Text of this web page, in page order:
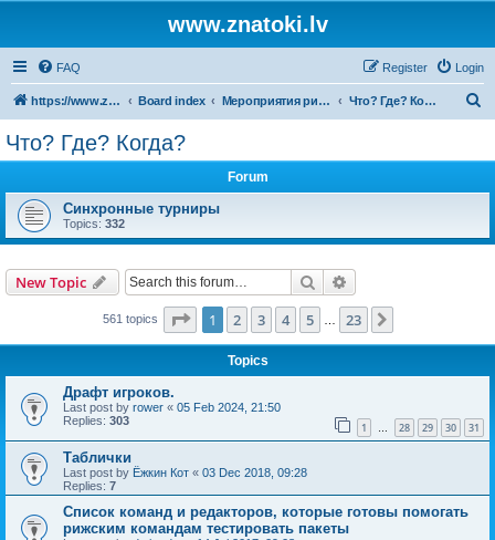
www.znatoki.lv
FAQ Login
Register
https://www.znatoki.lv/forum Board index Мероприятия рижского клуба знатоков. Что? Где? Когда?
Что? Где? Когда?
Forum
Синхронные турниры
Topics: 332
New Topic Search
561 topics Page 1of 23
1 2 3 4 5 23
Topics
Драфт игроков.
Last post by rower « 05 Feb 2024, 21:50
Replies: 303 1 … 28 29 30 31
Таблички
Last post by Ёжкин Кот « 03 Dec 2018, 09:28
Replies: 7
Список команд и редакторов, которые готовы помогать
рижским командам тестировать пакеты